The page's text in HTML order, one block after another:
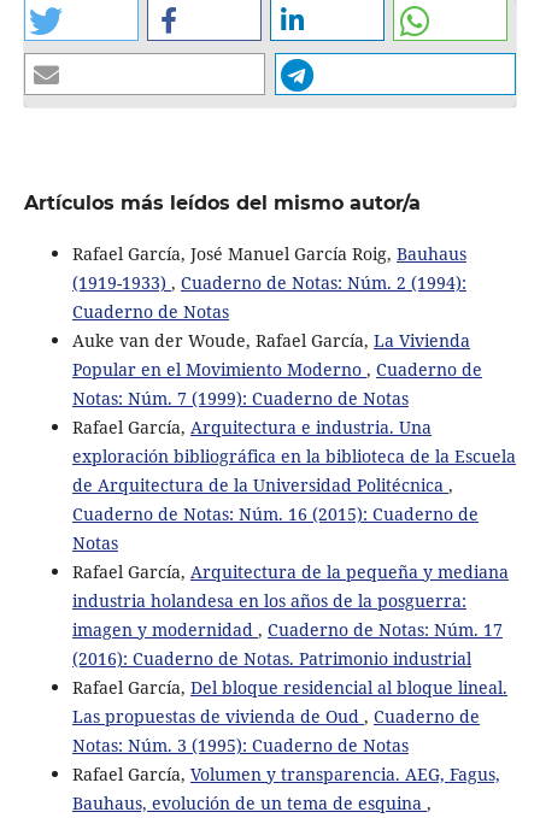
Artículos más leídos del mismo autor/a
Rafael García, José Manuel García Roig, Bauhaus
(1919-1933) , Cuaderno de Notas: Núm. 2 (1994):
Cuaderno de Notas
Auke van der Woude, Rafael García, La Vivienda
Popular en el Movimiento Moderno , Cuaderno de
Notas: Núm. 7 (1999): Cuaderno de Notas
Rafael García, Arquitectura e industria. Una
exploración bibliográfica en la biblioteca de la Escuela
de Arquitectura de la Universidad Politécnica ,
Cuaderno de Notas: Núm. 16 (2015): Cuaderno de
Notas
Rafael García, Arquitectura de la pequeña y mediana
industria holandesa en los años de la posguerra:
imagen y modernidad , Cuaderno de Notas: Núm. 17
(2016): Cuaderno de Notas. Patrimonio industrial
Rafael García, Del bloque residencial al bloque lineal.
Las propuestas de vivienda de Oud , Cuaderno de
Notas: Núm. 3 (1995): Cuaderno de Notas
Rafael García, Volumen y transparencia. AEG, Fagus,
Bauhaus, evolución de un tema de esquina ,